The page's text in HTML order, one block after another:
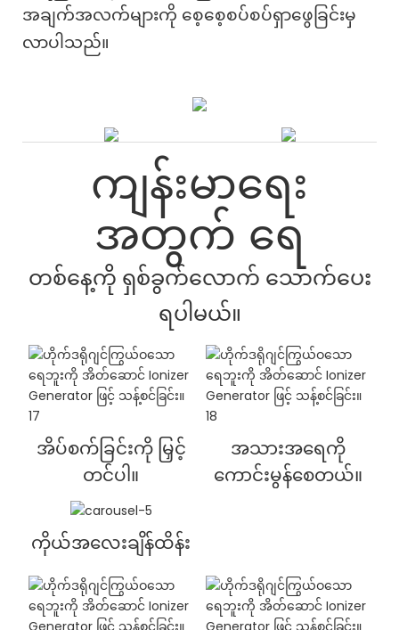
အချက်အလက်များကို စေ့စေ့စပ်စပ်ရှာဖွေခြင်းမှ
လာပါသည်။
ကျန်းမာရေး
အတွက် ရေ
တစ်နေ့ကို ရှစ်ခွက်လောက် သောက်ပေး
ရပါမယ်။
အိပ်စက်ခြင်းကို မြှင့်
တင်ပါ။
အသားအရေကို
ကောင်းမွန်စေတယ်။
ကိုယ်အလေးချိန်ထိန်း